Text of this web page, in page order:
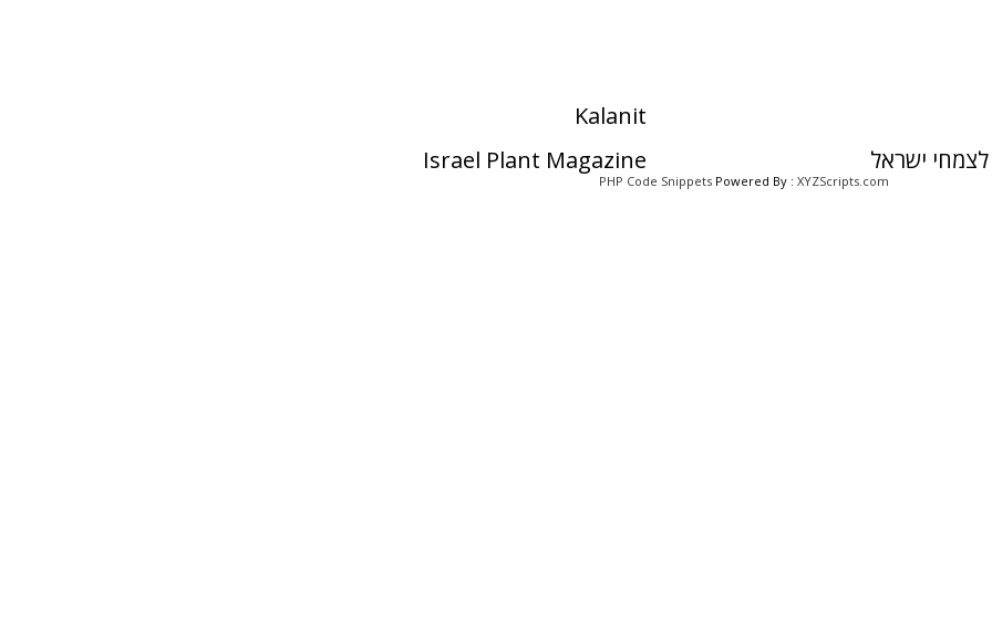
ישראל
Kalanit
Israel Plant Magazine
PHP Code Snippets Powered By : XYZScripts.com